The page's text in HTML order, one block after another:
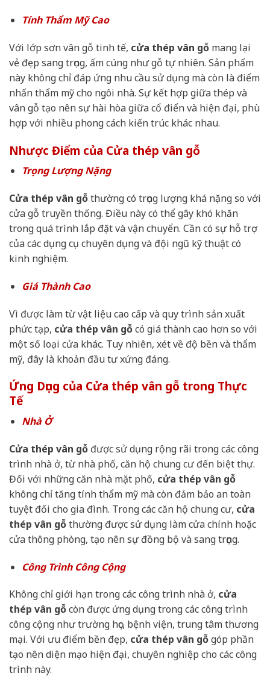
Tính Thẩm Mỹ Cao
Với lớp sơn vân gỗ tinh tế, cửa thép vân gỗ mang lại
vẻ đẹp sang trọng, ấm cúng như gỗ tự nhiên. Sản phẩm
này không chỉ đáp ứng nhu cầu sử dụng mà còn là điểm
nhấn thẩm mỹ cho ngôi nhà. Sự kết hợp giữa thép và
vân gỗ tạo nên sự hài hòa giữa cổ điển và hiện đại, phù
hợp với nhiều phong cách kiến trúc khác nhau.
Nhược Điểm của Cửa thép vân gỗ
Trọng Lượng Nặng
Cửa thép vân gỗthường có trọng lượng khá nặng so với
cửa gỗ truyền thống. Điều này có thể gây khó khăn
trong quá trình lắp đặt và vận chuyển. Cần có sự hỗ trợ
của các dụng cụ chuyên dụng và đội ngũ kỹ thuật có
kinh nghiệm.
Giá Thành Cao
Vì được làm từ vật liệu cao cấp và quy trình sản xuất
phức tạp, cửa thép vân gỗcó giá thành cao hơn so với
một số loại cửa khác. Tuy nhiên, xét về độ bền và thẩm
mỹ, đây là khoản đầu tư xứng đáng.
Ứng Dụng của Cửa thép vân gỗ trong Thực
Tế
Nhà Ở
Cửa thép vân gỗ được sử dụng rộng rãi trong các công
trình nhà ở, từ nhà phố, căn hộ chung cư đến biệt thự.
Đối với những căn nhà mặt phố, cửa thép vân gỗ
không chỉ tăng tính thẩm mỹ mà còn đảm bảo an toàn
tuyệt đối cho gia đình. Trong các căn hộ chung cư, cửa
thép vân gỗthường được sử dụng làm cửa chính hoặc
cửa thông phòng, tạo nên sự đồng bộ và sang trọng.
Công Trình Công Cộng
Không chỉ giới hạn trong các công trình nhà ở, cửa
thép vân gỗcòn được ứng dụng trong các công trình
công cộng như trường học, bệnh viện, trung tâm thương
mại. Với ưu điểm bền đẹp, cửa thép vân gỗgóp phần
tạo nên diện mạo hiện đại, chuyên nghiệp cho các công
trình này.